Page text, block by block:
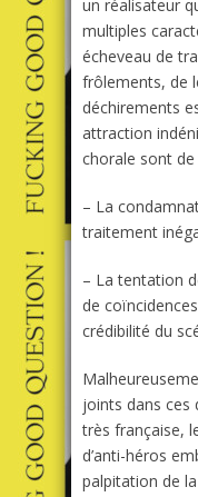
un réalisateur
multiples
écheveau de
frôlements, de
déchirements
attraction
chorale sont de
– La
traitement
– La tentation
de
crédibilité du
joints dans ces
très française,
d’anti-héros
palpitation de